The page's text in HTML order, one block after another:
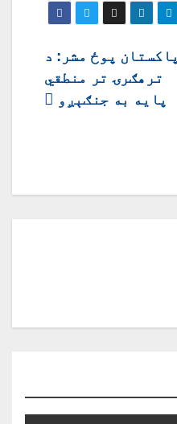
پاکستان پوځ مشر: د
ترهګرۍ تر منطقي
پایه به جنګېږو